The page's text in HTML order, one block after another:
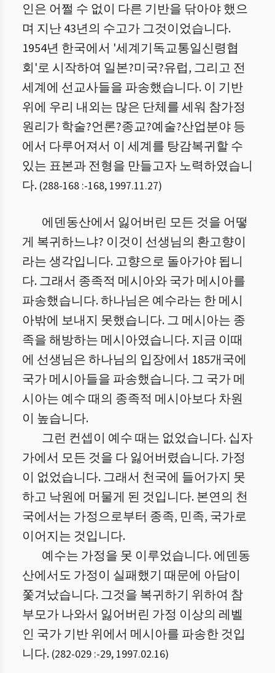
인은 어쩔 수 없이 다른 기반을 닦아야 했으
며 지난 43년의 수고가 그것이었습니다.
1954년 한국에서 '세계기독교통일신령협
회'로 시작하여 일본?미국?유럽, 그리고 전
세계에 선교사들을 파송했습니다. 이 기반
위에 우리 내외는 많은 단체를 세워 참가정
원리가 학술?언론?종교?예술?산업분야 등
에서 다루어져서 이 세계를 탕감복귀할 수
있는 표본과 전형을 만들고자 노력하였습니
다. (288-168 :-168, 1997.11.27)
에덴동산에서 잃어버린 모든 것을 어떻
게 복귀하느냐? 이것이 선생님의 환고향이
라는 생각입니다. 고향으로 돌아가야 됩니
다. 그래서 종족적 메시아와 국가 메시아를
파송했습니다. 하나님은 예수라는 한 메시
아밖에 보내지 못했습니다. 그 메시아는 종
족을 해방하는 메시아였습니다. 지금 이때
에 선생님은 하나님의 입장에서 185개국에
국가 메시아들을 파송했습니다. 그 국가 메
시아는 예수 때의 종족적 메시아보다 차원
이 높습니다.
그런 컨셉이 예수 때는 없었습니다. 십자
가에서 모든 것을 다 잃어버렸습니다. 가정
이 없었습니다. 그래서 천국에 들어가지 못
하고 낙원에 머물게 된 것입니다. 본연의 천
국에서는 가정으로부터 종족, 민족, 국가로
이어지는 것입니다.
예수는 가정을 못 이루었습니다. 에덴동
산에서도 가정이 실패했기 때문에 아담이
쫓겨났습니다. 그것을 복귀하기 위하여 참
부모가 나와서 잃어버린 가정 이상의 레벨
인 국가 기반 위에서 메시아를 파송한 것입
니다. (282-029 :-29, 1997.02.16)